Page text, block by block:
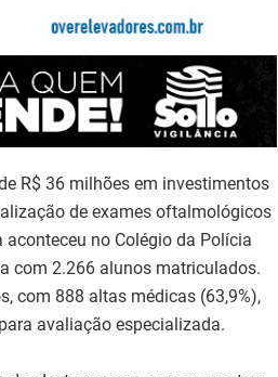
R$ 36 milhões em investimentos
de exames oftalmológicos
no Colégio da Polícia
com 2.266 alunos matriculados.
com 888 altas médicas (63,9%),
avaliação especializada.